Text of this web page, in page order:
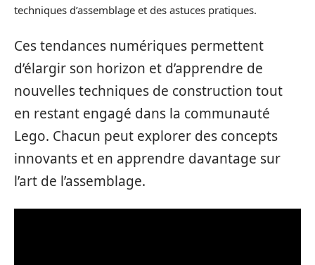
techniques d’assemblage et des astuces pratiques.
Ces tendances numériques permettent
d’élargir son horizon et d’apprendre de
nouvelles techniques de construction tout
en restant engagé dans la communauté
Lego. Chacun peut explorer des concepts
innovants et en apprendre davantage sur
l’art de l’assemblage.